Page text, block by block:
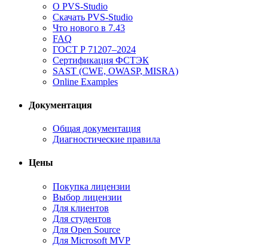
О PVS-Studio
Скачать PVS-Studio
Что нового в 7.43
FAQ
ГОСТ Р 71207–2024
Сертификация ФСТЭК
SAST (CWE, OWASP, MISRA)
Online Examples
Документация
Общая документация
Диагностические правила
Цены
Покупка лицензии
Выбор лицензии
Для клиентов
Для студентов
Для Open Source
Для Microsoft MVP